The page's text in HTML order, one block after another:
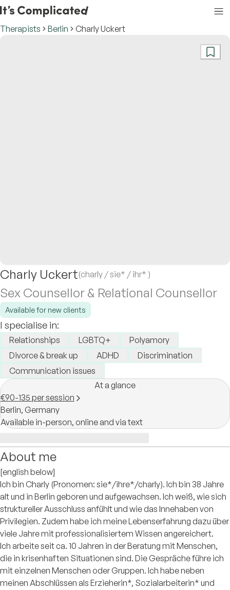
Therapists Berlin Charly Uckert
Charly Uckert(charly / sie* / ihr* )
Sex Counsellor & Relational Counsellor
Available for new clients
I specialise in:
Relationships LGBTQ+
Polyamory
Divorce & break up
ADHD
Discrimination
Communication issues
At a glance
€90-135 per session
Berlin, Germany
Available in-person, online and via text
About me
[english below]
Ich bin Charly (Pronomen: sie*/ihre*/charly). Ich bin 38 Jahre
alt und in Berlin geboren und aufgewachsen. Ich weiß, wie sich
struktureller Ausschluss anfühlt und wie das Innehaben von
Privilegien. Zudem habe ich meine Lebenserfahrung dazu über
viele Jahre mit professionalisiertem Wissen angereichert.
Ich arbeite seit ca. 10 Jahren in der Beratung mit Menschen,
die in krisenhaften Situationen sind. Die Gespräche führe ich
mit einzelnen Menschen oder Gruppen. Ich habe neben
meinen Abschlüssen als Erzieherin*, Sozialarbeiterin* und